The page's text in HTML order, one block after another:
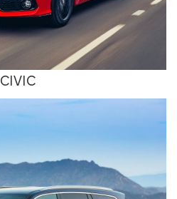
CIVIC